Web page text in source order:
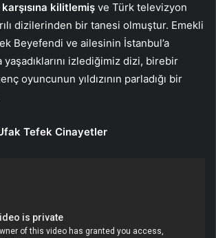
kilitlemiş ve Türk televizyon
dizilerinden bir tanesi olmuştur. Emekli
Beyefendi ve ailesinin İstanbul’a
yaşadıklarını izlediğimiz dizi, birebir
oyuncunun yıldızının parladığı bir
Tefek Cinayetler